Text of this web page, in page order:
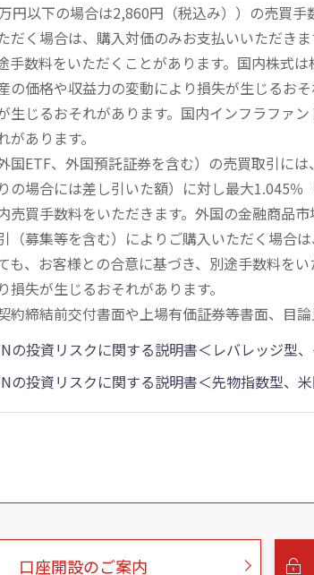
円以下の場合は2,860円（税込み））の売買
だく場合は、購入対価のみお支払いいただき
手数料をいただくことがあります。国内株式
の価格や収益力の変動により損失が生じるお
生じるおそれがあります。国内インフラファ
があります。
国ETF、外国預託証券を含む）の売買取引に
の場合には差し引いた額）に対し最大1.045
売買手数料をいただきます。外国の金融商品
（募集等を含む）によりご購入いただく場合
も、お客様との合意に基づき、別途手数料を
損失が生じるおそれがあります。
約締結前交付書面や上場有価証券等書面、目
の投資リスクに関する説明書＜レバレッジ型
の投資リスクに関する説明書＜先物指数型、
口座開設のご案内